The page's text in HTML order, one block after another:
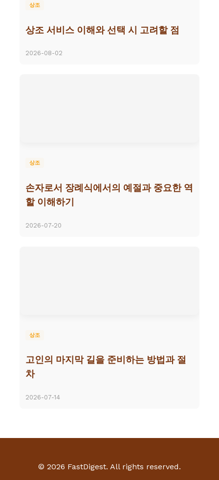
상조
상조 서비스 이해와 선택 시 고려할 점
2026-08-02
상조
손자로서 장례식에서의 예절과 중요한 역
할 이해하기
2026-07-20
상조
고인의 마지막 길을 준비하는 방법과 절
차
2026-07-14
© 2026 FastDigest. All rights reserved.